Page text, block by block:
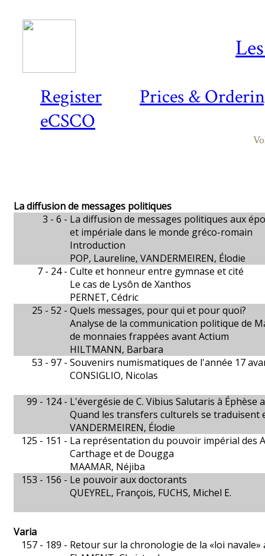
Register
Prices &
eCSCO
La diffusion de messages politiques
3 - 6 - La diffusion de messages politiques aux
et impériale dans le monde gréco-romain
Introduction
POP, Laureline, VANDERMEIREN, Élodie
7 - 24 - Culte et honneur entre gymnase et cité
Le cas de Lysôn de Xanthos
PERNET, Cédric
25 - 52 - Quels messages, pour qui et pour quoi?
Analyse de la communication politique de
de monnaies frappées avant Actium
HILTMANN, Barbara
53 - 97 - Souvenirs numismatiques de l'année 17
CONSIGLIO, Nicolas
99 - 124 - L'évergésie de C. Vibius Salutaris à Éphèse
Quand les transfers culturels se traduisent
VANDERMEIREN, Élodie
125 - 151 - La représentation du pouvoir impérial des
Carthage et de Dougga
MAAMAR, Néjiba
153 - 156 - Le pouvoir aux doctorants
QUEYREL, François, FUCHS, Michel E.
Varia
157 - 189 - Retour sur la chronologie de la «loi